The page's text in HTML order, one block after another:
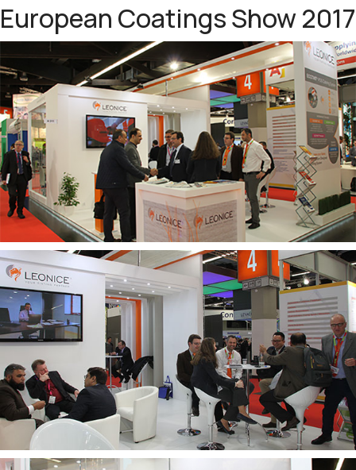
European Coatings Show 2017